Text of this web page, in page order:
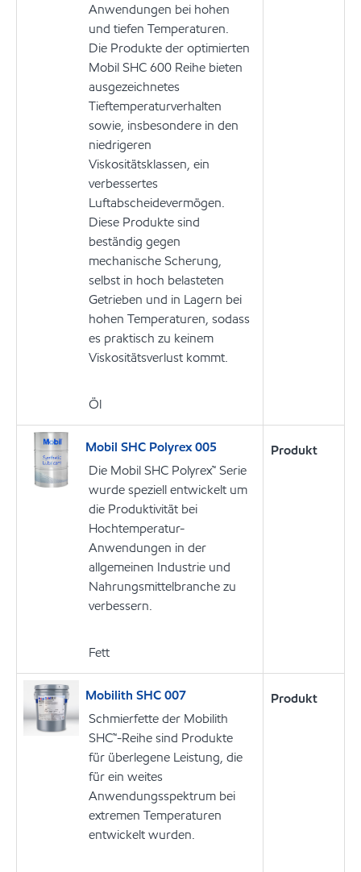
Anwendungen bei hohen
und tiefen Temperaturen.
Die Produkte der optimierten
Mobil SHC 600 Reihe bieten
ausgezeichnetes
Tieftemperaturverhalten
sowie, insbesondere in den
niedrigeren
Viskositätsklassen, ein
verbessertes
Luftabscheidevermögen.
Diese Produkte sind
beständig gegen
mechanische Scherung,
selbst in hoch belasteten
Getrieben und in Lagern bei
hohen Temperaturen, sodass
es praktisch zu keinem
Viskositätsverlust kommt.
Öl
Mobil SHC Polyrex 005
Die Mobil SHC Polyrex™ Serie
wurde speziell entwickelt um
die Produktivität bei
Hochtemperatur-
Anwendungen in der
allgemeinen Industrie und
Nahrungsmittelbranche zu
verbessern.
Fett
Produkt
Mobilith SHC 007
Schmierfette der Mobilith
SHC™-Reihe sind Produkte
für überlegene Leistung, die
für ein weites
Anwendungsspektrum bei
extremen Temperaturen
entwickelt wurden.
Produkt